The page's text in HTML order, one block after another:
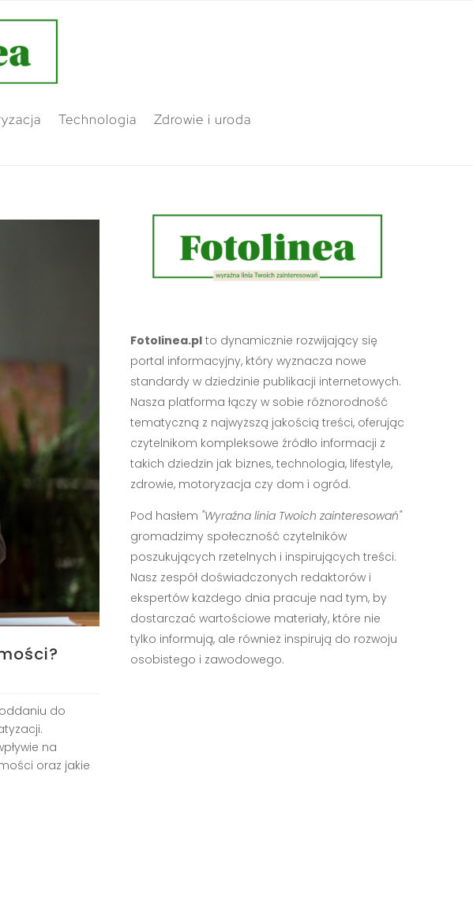
Technologia Zdrowie i uroda
do
na
oraz jakie
Fotolinea.plto dynamicznie rozwijający się
portal informacyjny, który wyznacza nowe
standardy w dziedzinie publikacji internetowych.
Nasza platforma łączy w sobie różnorodność
tematyczną z najwyższą jakością treści, oferując
czytelnikom kompleksowe źródło informacji z
takich dziedzin jak biznes, technologia, lifestyle,
zdrowie, motoryzacja czy dom i ogród.
Pod hasłem "Wyraźna linia Twoich zainteresowań"
gromadzimy społeczność czytelników
poszukujących rzetelnych i inspirujących treści.
Nasz zespół doświadczonych redaktorów i
ekspertów każdego dnia pracuje nad tym, by
dostarczać wartościowe materiały, które nie
tylko informują, ale również inspirują do rozwoju
osobistego i zawodowego.